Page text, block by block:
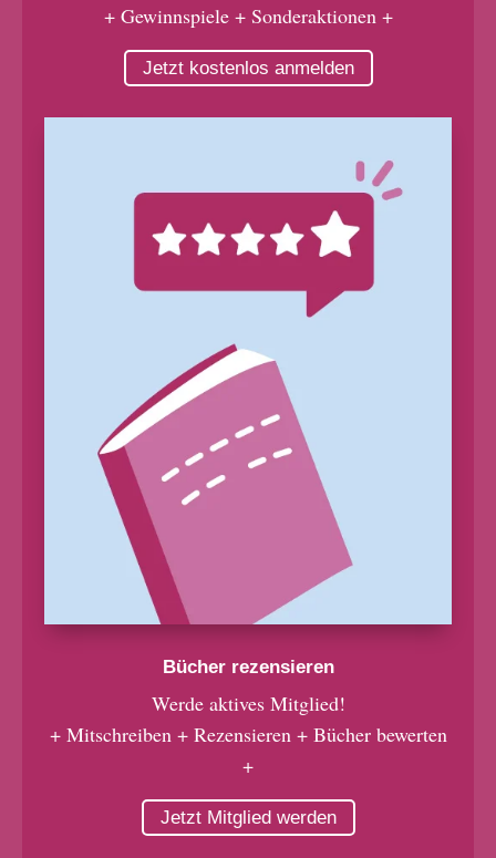
+ Gewinnspiele + Sonderaktionen +
Jetzt kostenlos anmelden
Bücher rezensieren
Werde aktives Mitglied!
+ Mitschreiben + Rezensieren + Bücher bewerten
+
Jetzt Mitglied werden